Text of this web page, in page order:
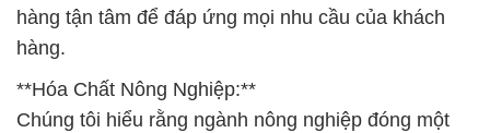
hàng tận tâm để đáp ứng mọi nhu cầu của khách
hàng.
**Hóa Chất Nông Nghiệp:**
Chúng tôi hiểu rằng ngành nông nghiệp đóng một